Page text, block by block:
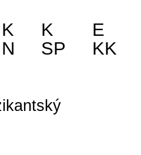
K
N
K
SP
E
KK